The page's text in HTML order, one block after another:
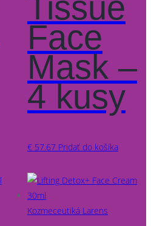
Face
Mask –
4 kusy
€57.67 Pridať do košíka
Kozmeceutiká Larens